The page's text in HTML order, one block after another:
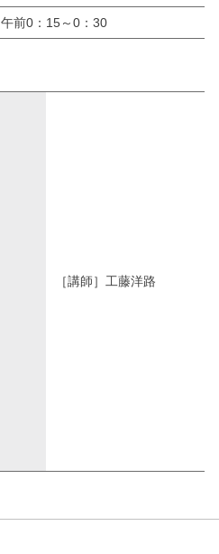
午前0：15～0：30
［講師］工藤洋路